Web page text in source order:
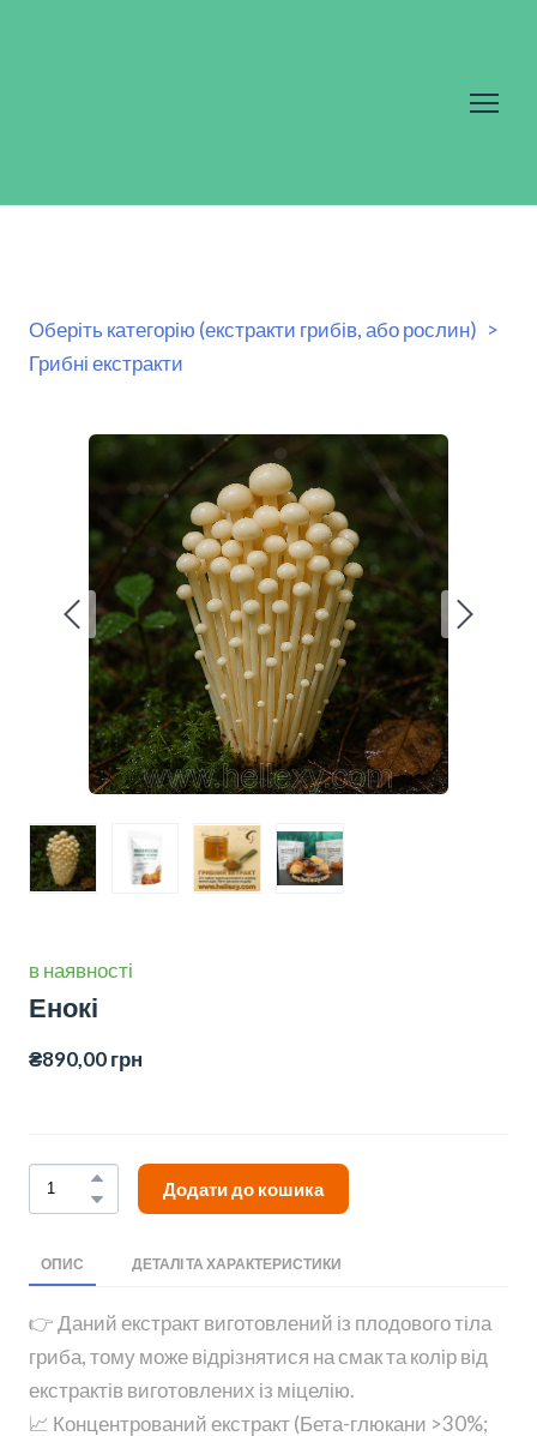
Оберіть категорію (екстракти грибів, або рослин)
Грибні екстракти
в наявності
Енокі
₴890,00 грн
Додати до кошика
ОПИС ДЕТАЛІ ТА ХАРАКТЕРИСТИКИ
👉 Даний екстракт виготовлений із плодового тіла
гриба, тому може відрізнятися на смак та колір від
екстрактів виготовлених із міцелію.
📈 Концентрований екстракт (Бета-глюкани >30%;